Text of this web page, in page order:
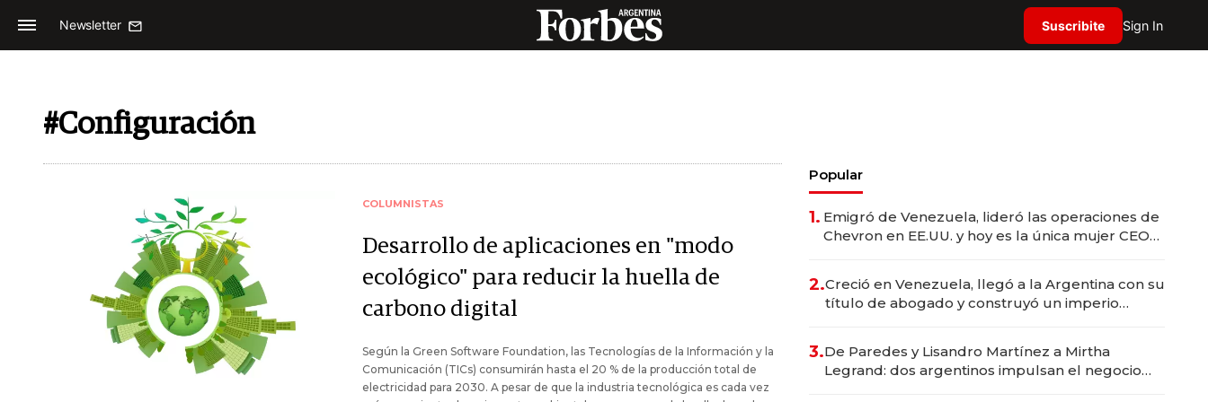
Newsletter Suscribite Sign In
#Configuración
COLUMNISTAS
Desarrollo de aplicaciones en "modo
ecológico" para reducir la huella de
carbono digital
Según la Green Software Foundation, las Tecnologías de la Información y la
Comunicación (TICs) consumirán hasta el 20 % de la producción total de
electricidad para 2030. A pesar de que la industria tecnológica es cada vez
Popular
1. Emigró de Venezuela, lideró las operaciones de
Chevron en EE.UU. y hoy es la única mujer CEO
2.Creció en Venezuela, llegó a la Argentina con su
título de abogado y construyó un imperio
3.De Paredes y Lisandro Martínez a Mirtha
Legrand: dos argentinos impulsan el negocio